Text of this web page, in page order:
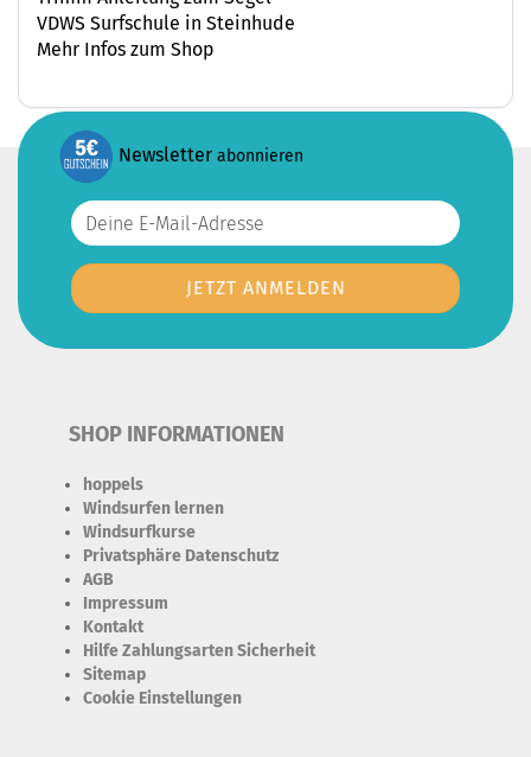
VDWS Surfschule in Steinhude
Mehr Infos zum Shop
Newsletter abonnieren
SHOP INFORMATIONEN
hoppels
Windsurfen lernen
Windsurfkurse
Privatsphäre Datenschutz
AGB
Impressum
Kontakt
Hilfe Zahlungsarten Sicherheit
Sitemap
Cookie Einstellungen